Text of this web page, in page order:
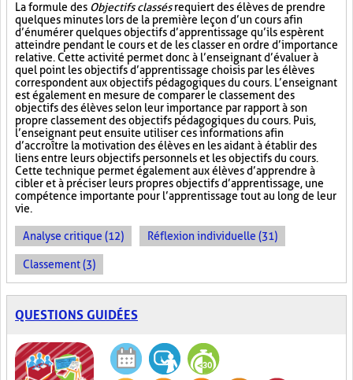
La formule des Objectifs classésrequiert des élèves de prendre
quelques minutes lors de la première leçon d’un cours afin
d’énumérer quelques objectifs d’apprentissage qu’ils espèrent
atteindre pendant le cours et de les classer en ordre d’importance
relative. Cette activité permet donc à l’enseignant d’évaluer à
quel point les objectifs d’apprentissage choisis par les élèves
correspondent aux objectifs pédagogiques du cours. L’enseignant
est également en mesure de comparer le classement des
objectifs des élèves selon leur importance par rapport à son
propre classement des objectifs pédagogiques du cours. Puis,
l’enseignant peut ensuite utiliser ces informations afin
d’accroître la motivation des élèves en les aidant à établir des
liens entre leurs objectifs personnels et les objectifs du cours.
Cette technique permet également aux élèves d’apprendre à
cibler et à préciser leurs propres objectifs d’apprentissage, une
compétence importante pour l’apprentissage tout au long de leur
vie.
Analyse critique (12) Réflexion individuelle (31)
Classement (3)
QUESTIONS GUIDÉES